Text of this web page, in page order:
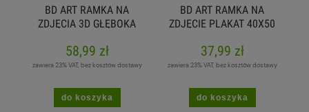
BD ART RAMKA NA
ZDJĘCIA 3D GŁĘBOKA
50X50 CM KWADRAT
BIAŁA
58,99 zł
zawiera 23% VAT, bez kosztów dostawy
do koszyka
BD ART RAMKA NA
ZDJĘCIE PLAKAT 40X50
30X40 A3 CZARNA
37,99 zł
zawiera 23% VAT, bez kosztów dostawy
do koszyka